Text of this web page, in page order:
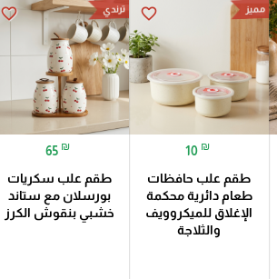
favorite_border مميز
10 ₪
طقم علب حافظات
طعام دائرية محكمة
الإغلاق للميكروويف
والثلاجة
favorite_border ترندي
65 ₪
طقم علب سكريات
بورسلان مع ستاند
خشبي بنقوش الكرز